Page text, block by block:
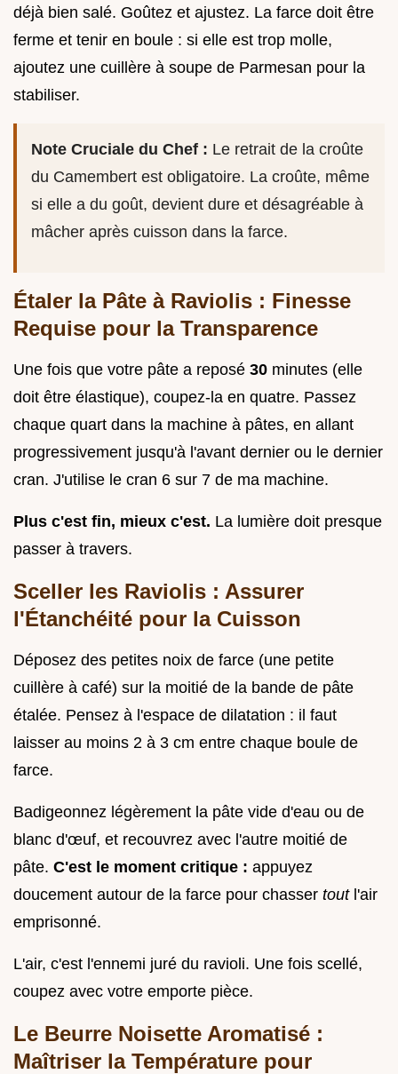
déjà bien salé. Goûtez et ajustez. La farce doit être
ferme et tenir en boule : si elle est trop molle,
ajoutez une cuillère à soupe de Parmesan pour la
stabiliser.
Note Cruciale du Chef : Le retrait de la croûte
du Camembert est obligatoire. La croûte, même
si elle a du goût, devient dure et désagréable à
mâcher après cuisson dans la farce.
Étaler la Pâte à Raviolis : Finesse
Requise pour la Transparence
Une fois que votre pâte a reposé 30 minutes (elle
doit être élastique), coupez-la en quatre. Passez
chaque quart dans la machine à pâtes, en allant
progressivement jusqu'à l'avant dernier ou le dernier
cran. J'utilise le cran 6 sur 7 de ma machine.
Plus c'est fin, mieux c'est. La lumière doit presque
passer à travers.
Sceller les Raviolis : Assurer
l'Étanchéité pour la Cuisson
Déposez des petites noix de farce (une petite
cuillère à café) sur la moitié de la bande de pâte
étalée. Pensez à l'espace de dilatation : il faut
laisser au moins 2 à 3 cm entre chaque boule de
farce.
Badigeonnez légèrement la pâte vide d'eau ou de
blanc d'œuf, et recouvrez avec l'autre moitié de
pâte. C'est le moment critique : appuyez
doucement autour de la farce pour chasser tout l'air
emprisonné.
L'air, c'est l'ennemi juré du ravioli. Une fois scellé,
coupez avec votre emporte pièce.
Le Beurre Noisette Aromatisé :
Maîtriser la Température pour